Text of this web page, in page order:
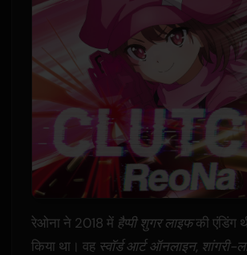
रेओना ने 2018 में हैप्पी शुगर लाइफकी एंडिंग
किया था। वह स्वॉर्ड आर्ट ऑनलाइन, शांगरी-